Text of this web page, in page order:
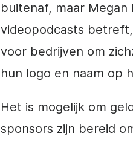
buitenaf, maar
videopodcasts
voor bedrijven om
hun logo en naam op
Het is mogelijk om
sponsors zijn bereid